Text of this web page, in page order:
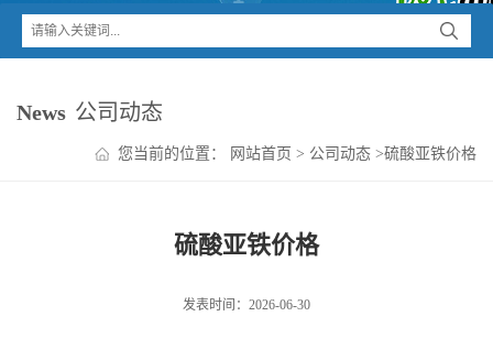
News 公司动态
您当前的位置： 网站首页 > 公司动态 >硫酸亚铁价格
硫酸亚铁价格
发表时间：2026-06-30